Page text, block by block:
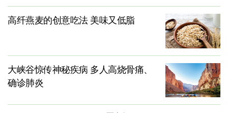
高纤燕麦的创意吃法 美味又低脂
大峡谷惊传神秘疾病 多人高烧骨痛、
确诊肺炎